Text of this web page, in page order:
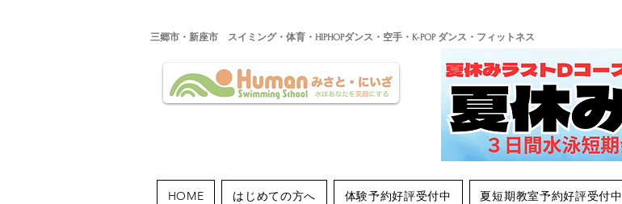
​三郷市・新座市 スイミング・体育・HIPHOPダンス・空手・K-POP ダンス・フィットネス
HOME はじめての方へ 体験予約好評受付中 夏短期教室予約好評受付中